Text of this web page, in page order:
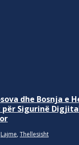
dhe Bosnja e
për Sigurinë
Lajme, Thellesisht